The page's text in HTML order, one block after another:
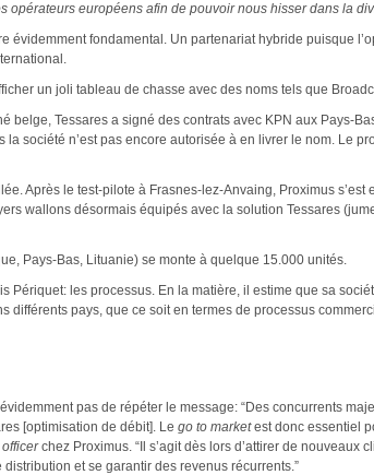
opérateurs européens afin de pouvoir nous hisser dans la
évidemment fondamental. Un partenariat hybride puisque
un joli tableau de chasse avec des noms tels que
belge, Tessares a signé des contrats avec KPN aux Pays-
société n’est pas encore autorisée à en livrer le nom. Le
Après le test-pilote à Frasnes-lez-Anvaing, Proximus
wallons désormais équipés avec la solution Tessares
Pays-Bas, Lituanie) se monte à quelque 15.000 unités.
Périquet: les processus. En la matière, il estime que sa
différents pays, que ce soit en termes de processus
pas de répéter le message: “Des concurrents
[optimisation de débit]. Le go to marketest donc essentiel
chez Proximus. “Il s’agit dès lors d’attirer de nouveaux
et se garantir des revenus récurrents.”